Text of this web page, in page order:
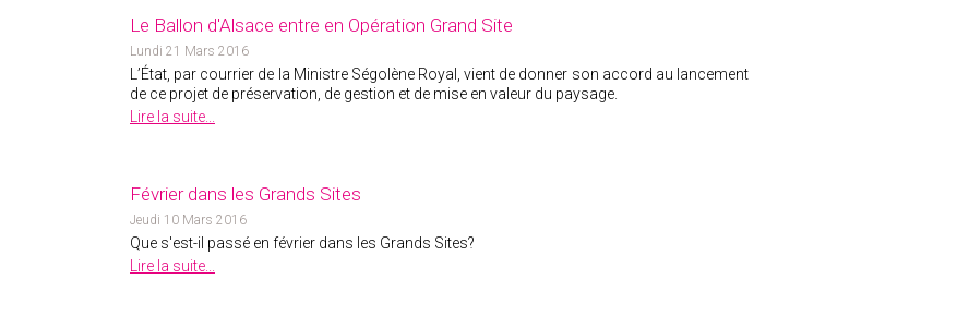
Le Ballon d'Alsace entre en Opération Grand Site
Lundi 21 Mars 2016
LʼÉtat, par courrier de la Ministre Ségolène Royal, vient de donner son accord au lancement
de ce projet de préservation, de gestion et de mise en valeur du paysage.
Lire la suite...
Février dans les Grands Sites
Jeudi 10 Mars 2016
Que s'est-il passé en février dans les Grands Sites?
Lire la suite...